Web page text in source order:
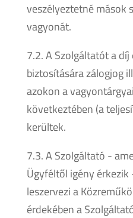
veszélyeztetné mások
vagyonát.
7.2. A Szolgáltatót a díj
biztosítására zálogjog
azokon a
következtében (a
kerültek.
7.3. A Szolgáltató -
Ügyféltől igény
leszervezi a
érdekében a